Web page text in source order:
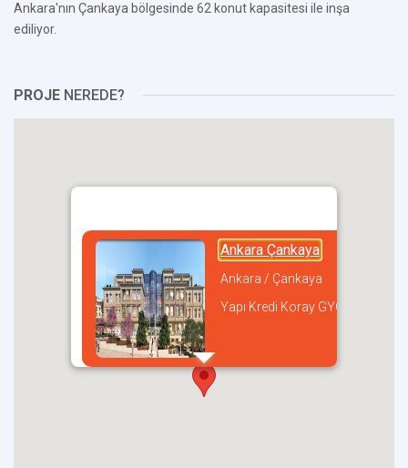
Ankara'nın Çankaya bölgesinde 62 konut kapasitesi ile inşa
ediliyor.
PROJE NEREDE?
Ankara Çankaya
Ankara / Çankaya
Yapı Kredi Koray GYO